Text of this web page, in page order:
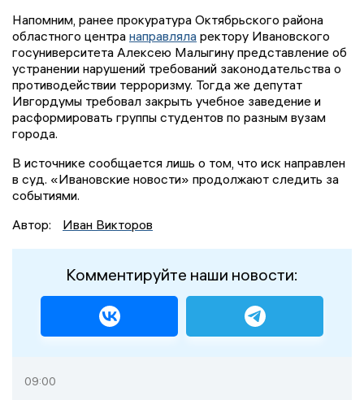
Напомним, ранее прокуратура Октябрьского района
областного центра направляла ректору Ивановского
госуниверситета Алексею Малыгину представление об
устранении нарушений требований законодательства о
противодействии терроризму. Тогда же депутат
Ивгордумы требовал закрыть учебное заведение и
расформировать группы студентов по разным вузам
города.
В источнике сообщается лишь о том, что иск направлен
в суд. «Ивановские новости» продолжают следить за
событиями.
Автор:
Иван Викторов
Комментируйте наши новости:
09:00